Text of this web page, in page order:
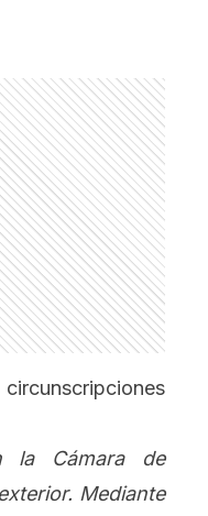
la Cámara de
Mediante